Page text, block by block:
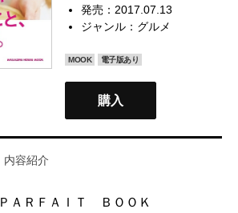
発売：2017.07.13
ジャンル： グルメ
MOOK 電子版あり
購入
内容紹介
ＡＲＦＡＩＴ ＢＯＯＫ